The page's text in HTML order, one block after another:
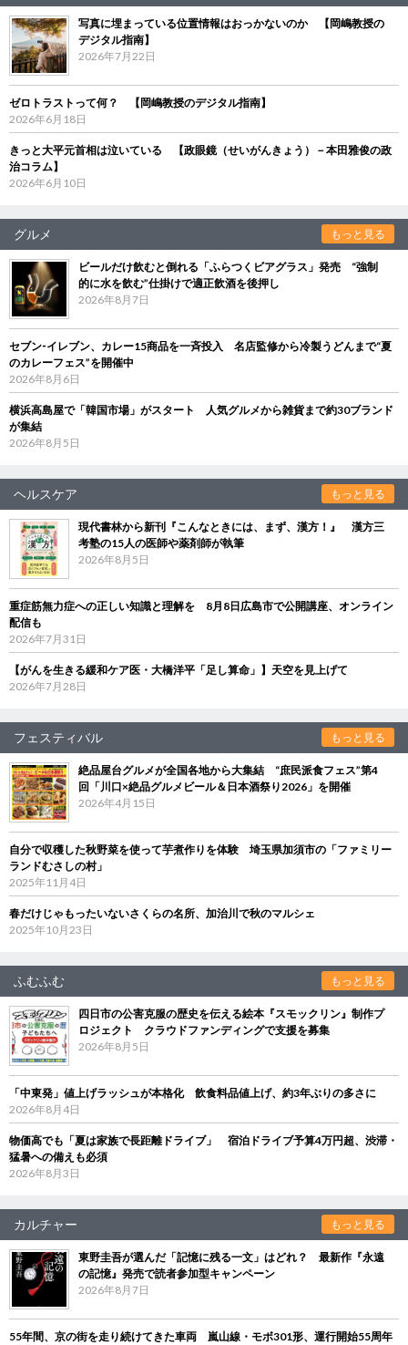
写真に埋まっている位置情報はおっかないのか 【岡嶋教授の
デジタル指南】
2026年7月22日
ゼロトラストって何？ 【岡嶋教授のデジタル指南】
2026年6月18日
きっと大平元首相は泣いている 【政眼鏡（せいがんきょう）－本田雅俊の政
治コラム】
2026年6月10日
グルメ もっと見る
ビールだけ飲むと倒れる「ふらつくビアグラス」発売 “強制
的に水を飲む”仕掛けで適正飲酒を後押し
2026年8月7日
セブン‐イレブン、カレー15商品を一斉投入 名店監修から冷製うどんまで“夏
のカレーフェス”を開催中
2026年8月6日
横浜高島屋で「韓国市場」がスタート 人気グルメから雑貨まで約30ブランド
が集結
2026年8月5日
ヘルスケア もっと見る
現代書林から新刊『こんなときには、まず、漢方！』 漢方三
考塾の15人の医師や薬剤師が執筆
2026年8月5日
重症筋無力症への正しい知識と理解を 8月8日広島市で公開講座、オンライン
配信も
2026年7月31日
【がんを生きる緩和ケア医・大橋洋平「足し算命」】天空を見上げて
2026年7月28日
フェスティバル もっと見る
絶品屋台グルメが全国各地から大集結 “庶民派食フェス”第4
回「川口×絶品グルメビール＆日本酒祭り2026」を開催
2026年4月15日
自分で収穫した秋野菜を使って芋煮作りを体験 埼玉県加須市の「ファミリー
ランドむさしの村」
2025年11月4日
春だけじゃもったいないさくらの名所、加治川で秋のマルシェ
2025年10月23日
ふむふむ もっと見る
四日市の公害克服の歴史を伝える絵本『スモックリン』制作プ
ロジェクト クラウドファンディングで支援を募集
2026年8月5日
「中東発」値上げラッシュが本格化 飲食料品値上げ、約3年ぶりの多さに
2026年8月4日
物価高でも「夏は家族で長距離ドライブ」 宿泊ドライブ予算4万円超、渋滞・
猛暑への備えも必須
2026年8月3日
カルチャー もっと見る
東野圭吾が選んだ「記憶に残る一文」はどれ？ 最新作『永遠
の記憶』発売で読者参加型キャンペーン
2026年8月7日
55年間、京の街を走り続けてきた車両 嵐山線・モボ301形、運行開始55周年